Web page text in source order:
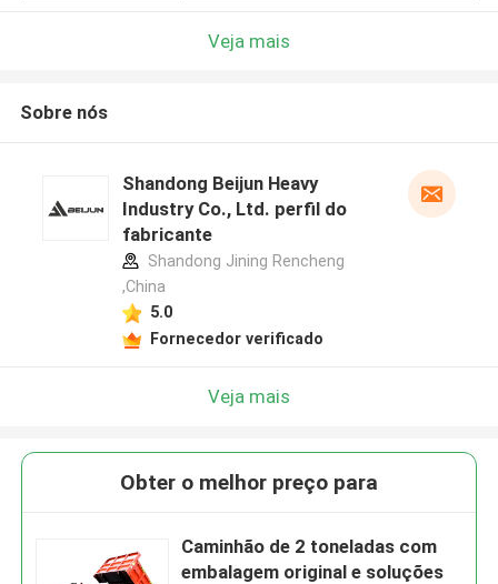
Veja mais
Sobre nós
Shandong Beijun Heavy
Industry Co., Ltd. perfil do
fabricante
Shandong Jining Rencheng
,China
5.0
Fornecedor verificado
Veja mais
Obter o melhor preço para
Caminhão de 2 toneladas com
embalagem original e soluções